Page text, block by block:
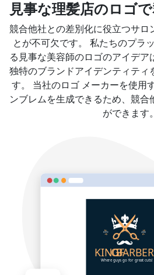
見事な理髪店のロゴ
競合他社との差別化に役立つサロ
とが不可欠です。 私たちのプラ
る見事な美容師のロゴのアイデ
独特のブランドアイデンティティ
す。 当社のロゴ メーカーを使用
ンブレムを生成できるため、競合
ができます。